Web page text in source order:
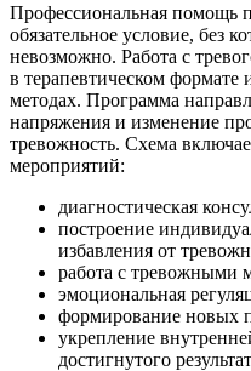
Профессиональная помощь
обязательное условие, без
невозможно. Работа с
в терапевтическом формате
методах. Программа
напряжения и изменение
тревожность. Схема
мероприятий:
диагностическая
построение
избавления от
работа с тревожными
эмоциональная
формирование новых
укрепление
достигнутого